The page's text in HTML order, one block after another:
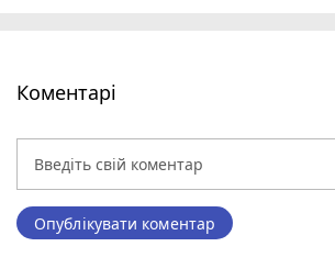
Коментарі
Опублікувати коментар